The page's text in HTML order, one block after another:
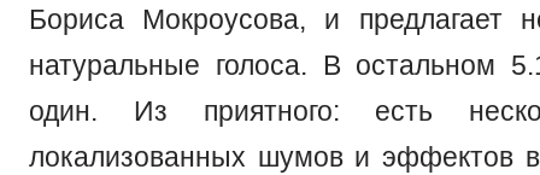
Бориса Мокроусова, и предлагает
натуральные голоса. В остальном
один. Из приятного: есть
локализованных шумов и эффектов